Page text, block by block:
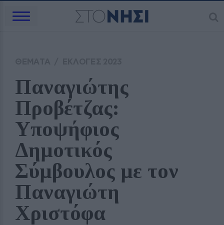
Παναγιώτης
Προβέτζας:
Υποψήφιος
Δημοτικός
Σύμβουλος με τον
Παναγιώτη
Χριστόφα